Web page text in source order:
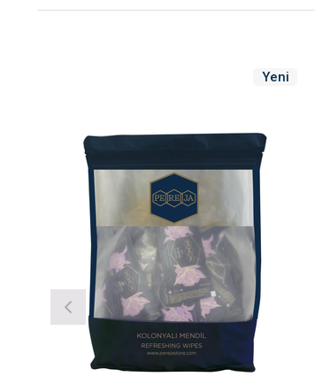
Yeni